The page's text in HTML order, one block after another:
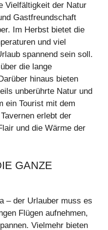
Vielfältigkeit der Natur
Gastfreundschaft
Im Herbst bietet die
und viel
spannend sein soll.
die lange
hinaus bieten
unberührte Natur und
ein Tourist mit dem
erlebt der
und die Wärme der
GANZE
– der Urlauber muss es
Flügen aufnehmen,
Vielmehr bieten